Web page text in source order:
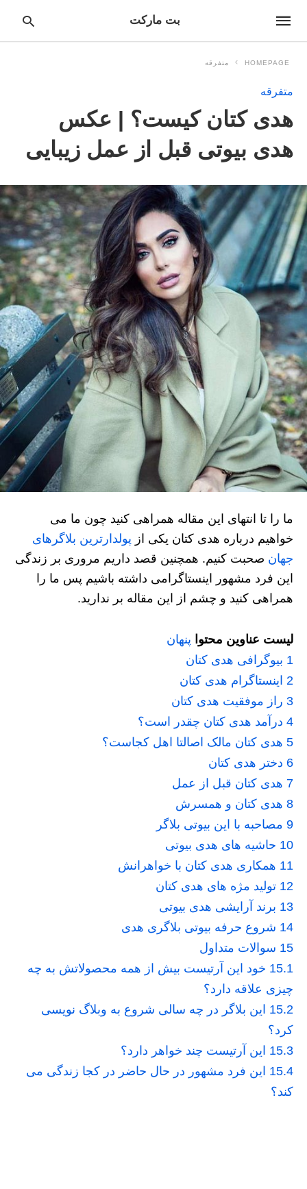
بت مارکت
HOMEPAGE متفرقه
متفرقه
هدی کتان کیست؟ | عکس
هدی بیوتی قبل از عمل زیبایی
ما را تا انتهای این مقاله همراهی کنید چون ما می
خواهیم درباره هدی کتان یکی از پولدارترین بلاگرهای
جهان صحبت کنیم. همچنین قصد داریم مروری بر زندگی
این فرد مشهور اینستاگرامی داشته باشیم پس ما را
همراهی کنید و چشم از این مقاله بر ندارید.
لیست عناوین محتوا پنهان
1 بیوگرافی هدی کتان
2 اینستاگرام هدی کتان
3 راز موفقیت هدی کتان
4 درآمد هدی کتان چقدر است؟
5 هدی کتان مالک اصالتا اهل کجاست؟
6 دختر هدی کتان
7 هدی کتان قبل از عمل
8 هدی کتان و همسرش
9 مصاحبه با این بیوتی بلاگر
10 حاشیه های هدی بیوتی
11 همکاری هدی کتان با خواهرانش
12 تولید مژه های هدی کتان
13 برند آرایشی هدی بیوتی
14 شروع حرفه بیوتی بلاگری هدی
15 سوالات متداول
15.1 خود این آرتیست بیش از همه محصولاتش به چه
چیزی علاقه دارد؟
15.2 این بلاگر در چه سالی شروع به وبلاگ نویسی
کرد؟
15.3 این آرتیست چند خواهر دارد؟
15.4 این فرد مشهور در حال حاضر در کجا زندگی می
کند؟